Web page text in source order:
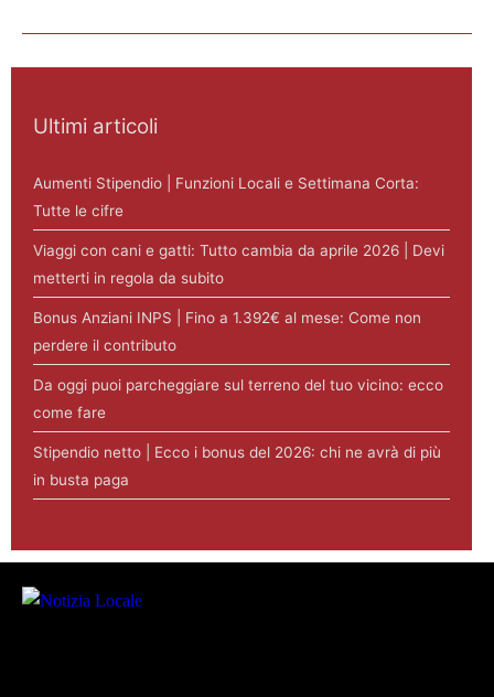
Ultimi articoli
Aumenti Stipendio | Funzioni Locali e Settimana Corta:
Tutte le cifre
Viaggi con cani e gatti: Tutto cambia da aprile 2026 | Devi
metterti in regola da subito
Bonus Anziani INPS | Fino a 1.392€ al mese: Come non
perdere il contributo
Da oggi puoi parcheggiare sul terreno del tuo vicino: ecco
come fare
Stipendio netto | Ecco i bonus del 2026: chi ne avrà di più
in busta paga